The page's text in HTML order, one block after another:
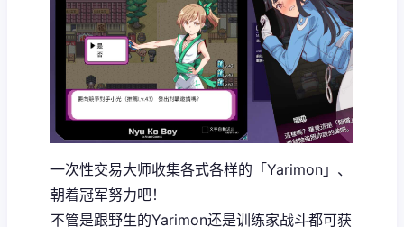
一次性交易大师收集各式各样的「Yarimon」、
朝着冠军努力吧！
不管是跟野生的Yarimon还是训练家战斗都可获